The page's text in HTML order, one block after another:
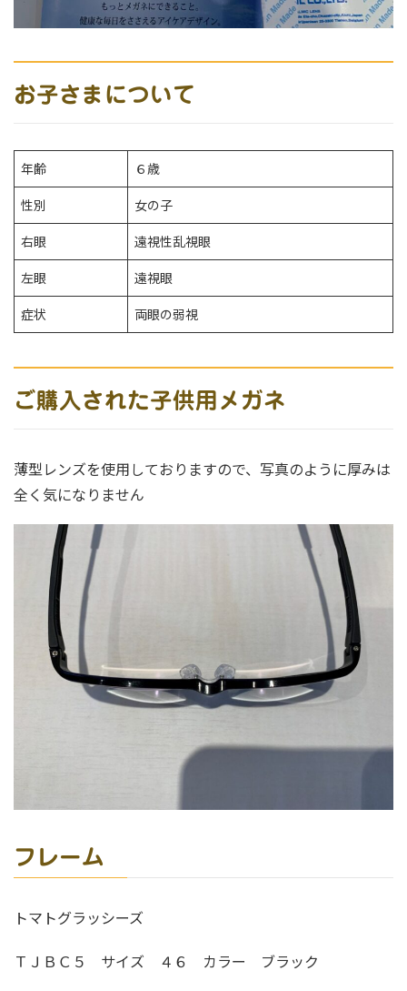
お子さまについて
年齢
６歳
性別
女の子
右眼
遠視性乱視眼
左眼
遠視眼
症状
両眼の弱視
ご購入された子供用メガネ
薄型レンズを使用しておりますので、写真のように厚みは
全く気になりません
フレーム
トマトグラッシーズ
ＴＪＢＣ５ サイズ ４６ カラー ブラック